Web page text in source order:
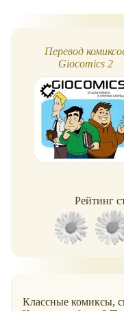
Перевод
Giocomics 2
Рейтинг
Классные комиксы,